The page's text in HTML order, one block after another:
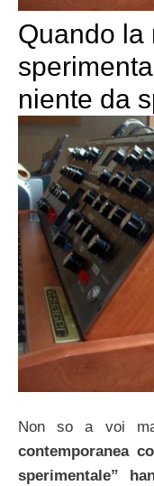
Quando la
niente da
Non so a voi
contemporanea
sperimentale”